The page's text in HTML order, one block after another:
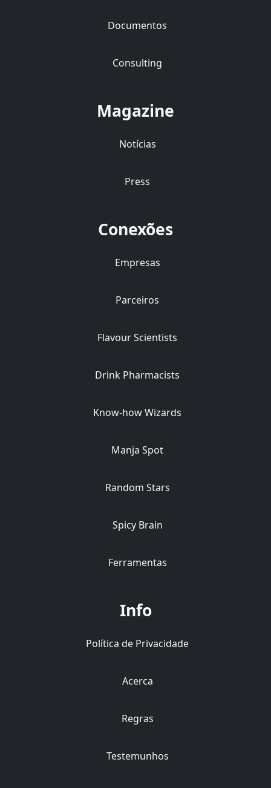
Documentos
Consulting
Magazine
Notícias
Press
Conexões
Empresas
Parceiros
Flavour Scientists
Drink Pharmacists
Know-how Wizards
Manja Spot
Random Stars
Spicy Brain
Ferramentas
Info
Política de Privacidade
Acerca
Regras
Testemunhos